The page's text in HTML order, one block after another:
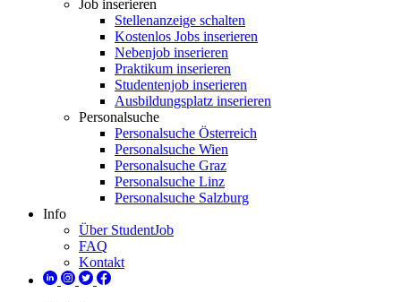
Job inserieren
Stellenanzeige schalten
Kostenlos Jobs inserieren
Nebenjob inserieren
Praktikum inserieren
Studentenjob inserieren
Ausbildungsplatz inserieren
Personalsuche
Personalsuche Österreich
Personalsuche Wien
Personalsuche Graz
Personalsuche Linz
Personalsuche Salzburg
Info
Über StudentJob
FAQ
Kontakt